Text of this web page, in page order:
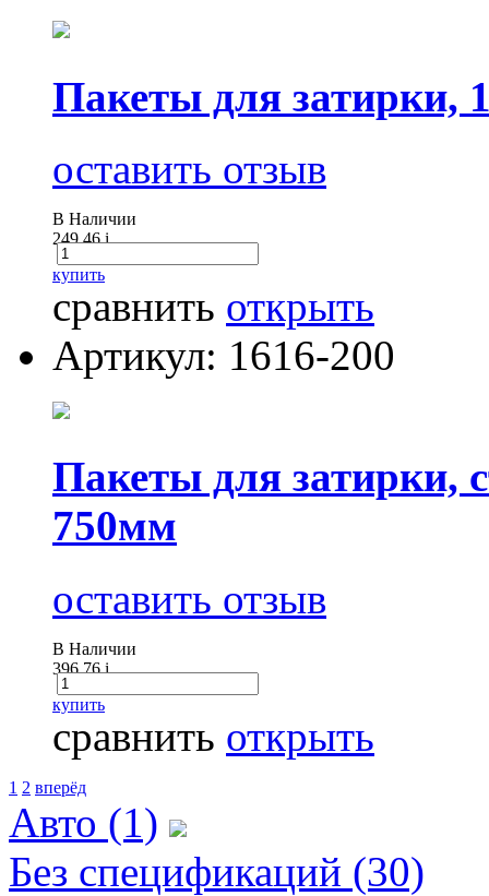
Пакеты для затирки,
оставить отзыв
В Наличии
249.46i
купить
сравнить открыть
Артикул: 1616-200
Пакеты для затирки,
750мм
оставить отзыв
В Наличии
396.76i
купить
сравнить открыть
1 2 вперёд
Авто (1)
Без спецификаций (30)